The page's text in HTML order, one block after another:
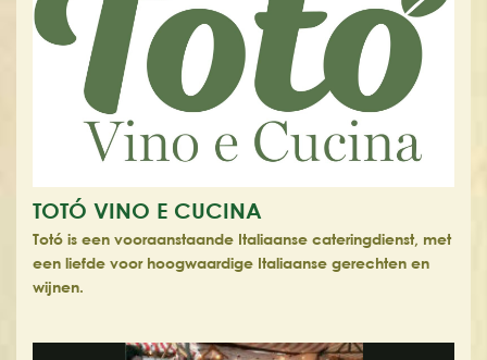
TOTÓ VINO E CUCINA
Totó is een vooraanstaande Italiaanse cateringdienst, met
een liefde voor hoogwaardige Italiaanse gerechten en
wijnen.